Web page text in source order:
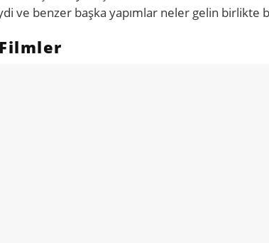
ve benzer başka yapımlar neler gelin birlikte